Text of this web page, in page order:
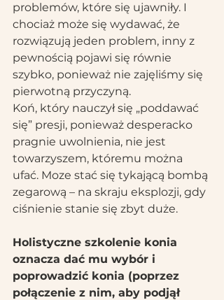
problemów, które się ujawniły. I
chociaż może się wydawać, że
rozwiązują jeden problem, inny z
pewnością pojawi się równie
szybko, ponieważ nie zajęliśmy się
pierwotną przyczyną.
Koń, który nauczył się „poddawać
się” presji, ponieważ desperacko
pragnie uwolnienia, nie jest
towarzyszem, któremu można
ufać. Moze stać się tykającą bombą
zegarową – na skraju eksplozji, gdy
ciśnienie stanie się zbyt duże.
Holistyczne szkolenie konia
oznacza dać mu wybór i
poprowadzić konia (poprzez
połączenie z nim, aby podjął